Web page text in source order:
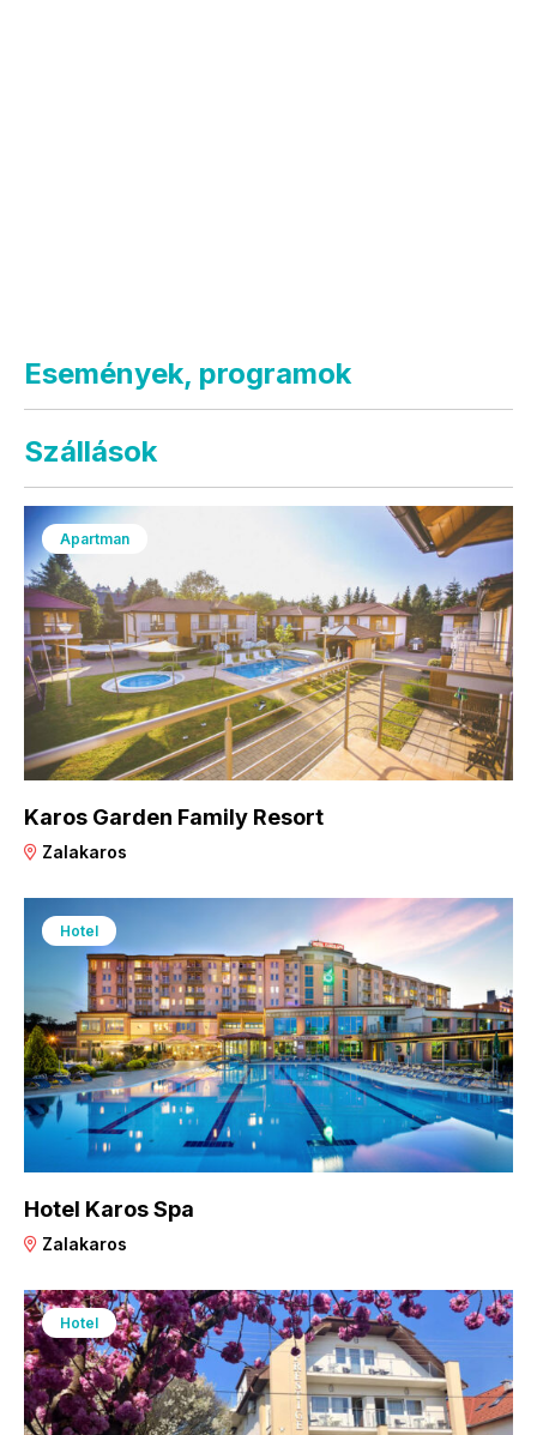
Események, programok
Szállások
Apartman
Karos Garden Family Resort
Zalakaros
Hotel
Hotel Karos Spa
Zalakaros
Hotel